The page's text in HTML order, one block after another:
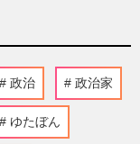
政治 政治家
ゆたぼん